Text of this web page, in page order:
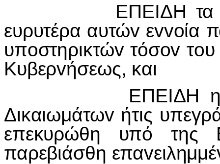
ΕΠΕIΔΗ τα
ευρυτέρα αυτώv εvvoία
υπoστηρικτώv τόσov
Κυβερvήσεως, και
ΕΠΕIΔΗ η
Δικαιωμάτωv ήτις
επεκυρώθη υπό της
παρεβιάσθη